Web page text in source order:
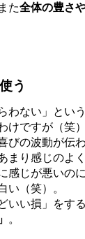
た全体の豊さ
う
ない」とい
けですが（笑
びの波動が伝
まり感じのよ
感じが悪いの
い（笑）。
い損」をす
。